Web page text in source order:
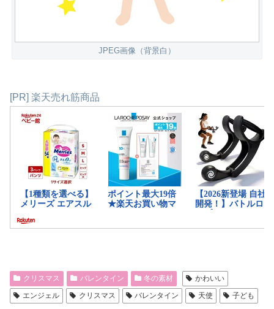
JPEG画像（背景白）
[PR] 楽天売れ筋商品
クリスマス バレンタイン 冬の素材
かわいい
エンジェル
クリスマス バレンタイン 天使 子ども